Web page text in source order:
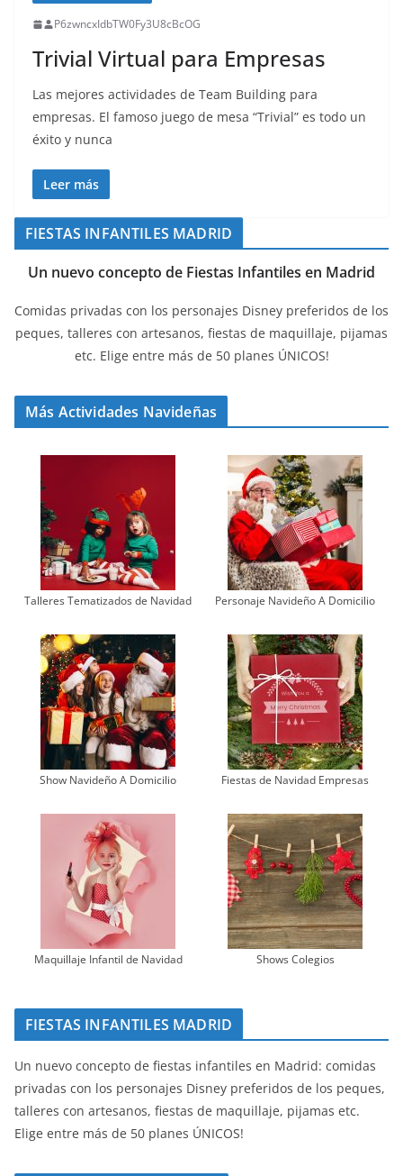
P6zwncxIdbTW0Fy3U8cBcOG
Trivial Virtual para Empresas
Las mejores actividades de Team Building para
empresas. El famoso juego de mesa “Trivial” es todo un
éxito y nunca
Leer más
FIESTAS INFANTILES MADRID
Un nuevo concepto de Fiestas Infantiles en Madrid
Comidas privadas con los personajes Disney preferidos de los
peques, talleres con artesanos, fiestas de maquillaje, pijamas
etc. Elige entre más de 50 planes ÚNICOS!
Más Actividades Navideñas
Talleres Tematizados de Navidad Personaje Navideño A Domicilio
Show Navideño A Domicilio Fiestas de Navidad Empresas
Maquillaje Infantil de Navidad Shows Colegios
FIESTAS INFANTILES MADRID
Un nuevo concepto de fiestas infantiles en Madrid: comidas
privadas con los personajes Disney preferidos de los peques,
talleres con artesanos, fiestas de maquillaje, pijamas etc.
Elige entre más de 50 planes ÚNICOS!